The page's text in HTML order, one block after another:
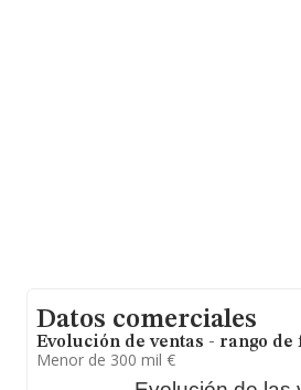
Datos comerciales
Evolución de ventas - rango
Menor de 300 mil €